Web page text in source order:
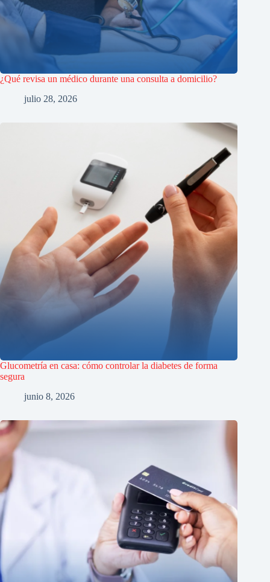
¿Qué revisa un médico durante una consulta a domicilio?
julio 28, 2026
Glucometría en casa: cómo controlar la diabetes de forma
segura
junio 8, 2026